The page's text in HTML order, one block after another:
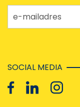
e-mailadres
SOCIAL MEDIA